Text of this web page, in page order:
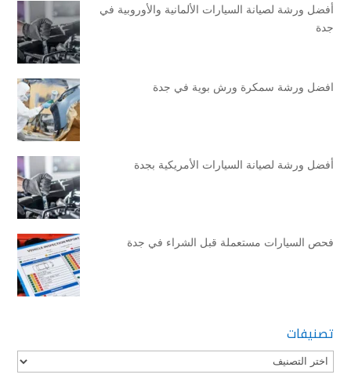
أفضل ورشة لصيانة السيارات الألمانية والأوروبية في
جدة
افضل ورشة سمكرة ورش بوية في جدة
أفضل ورشة لصيانة السيارات الأمريكية بجدة
فحص السيارات مستعملة قبل الشراء في جدة
تصنيفات
تصنيفات